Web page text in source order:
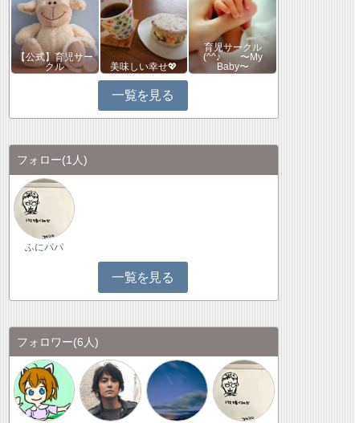
【公式】育児サー
クル
美味しい幸せ💖
育児サークル
(^^♪ 〜My
Baby〜
一覧を見る
フォロー(1人)
ふにパパ
一覧を見る
フォロワー(6人)